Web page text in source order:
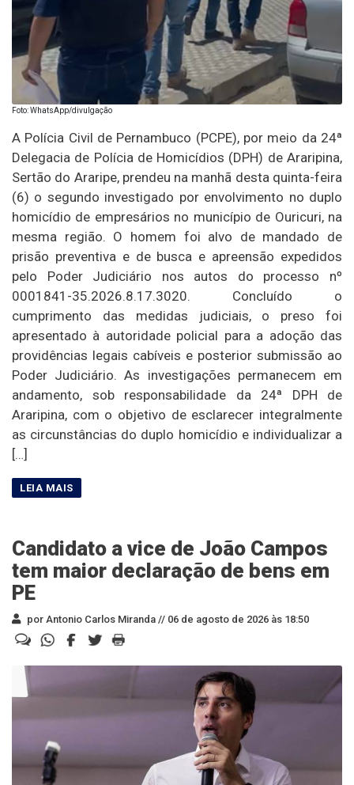
Foto: WhatsApp/divulgação
A Polícia Civil de Pernambuco (PCPE), por meio da 24ª
Delegacia de Polícia de Homicídios (DPH) de Araripina,
Sertão do Araripe, prendeu na manhã desta quinta-feira
(6) o segundo investigado por envolvimento no duplo
homicídio de empresários no município de Ouricuri, na
mesma região. O homem foi alvo de mandado de
prisão preventiva e de busca e apreensão expedidos
pelo Poder Judiciário nos autos do processo nº
0001841-35.2026.8.17.3020. Concluído o
cumprimento das medidas judiciais, o preso foi
apresentado à autoridade policial para a adoção das
providências legais cabíveis e posterior submissão ao
Poder Judiciário. As investigações permanecem em
andamento, sob responsabilidade da 24ª DPH de
Araripina, com o objetivo de esclarecer integralmente
as circunstâncias do duplo homicídio e individualizar a
[…]
Candidato a vice de João Campos
tem maior declaração de bens em
PE
por Antonio Carlos Miranda // 06 de agosto de 2026 às 18:50